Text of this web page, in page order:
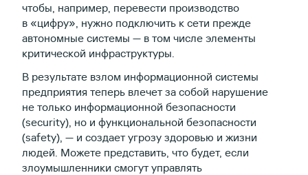
чтобы, например, перевести производство
в «цифру», нужно подключить к сети прежде
автономные системы — в том числе элементы
критической инфраструктуры.
В результате взлом информационной системы
предприятия теперь влечет за собой нарушение
не только информационной безопасности
(security), но и функциональной безопасности
(safety), — и создает угрозу здоровью и жизни
людей. Можете представить, что будет, если
злоумышленники смогут управлять